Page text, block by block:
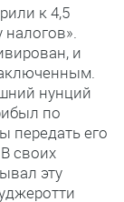
к 4,5
и
нунций
по
передать его
своих
эту